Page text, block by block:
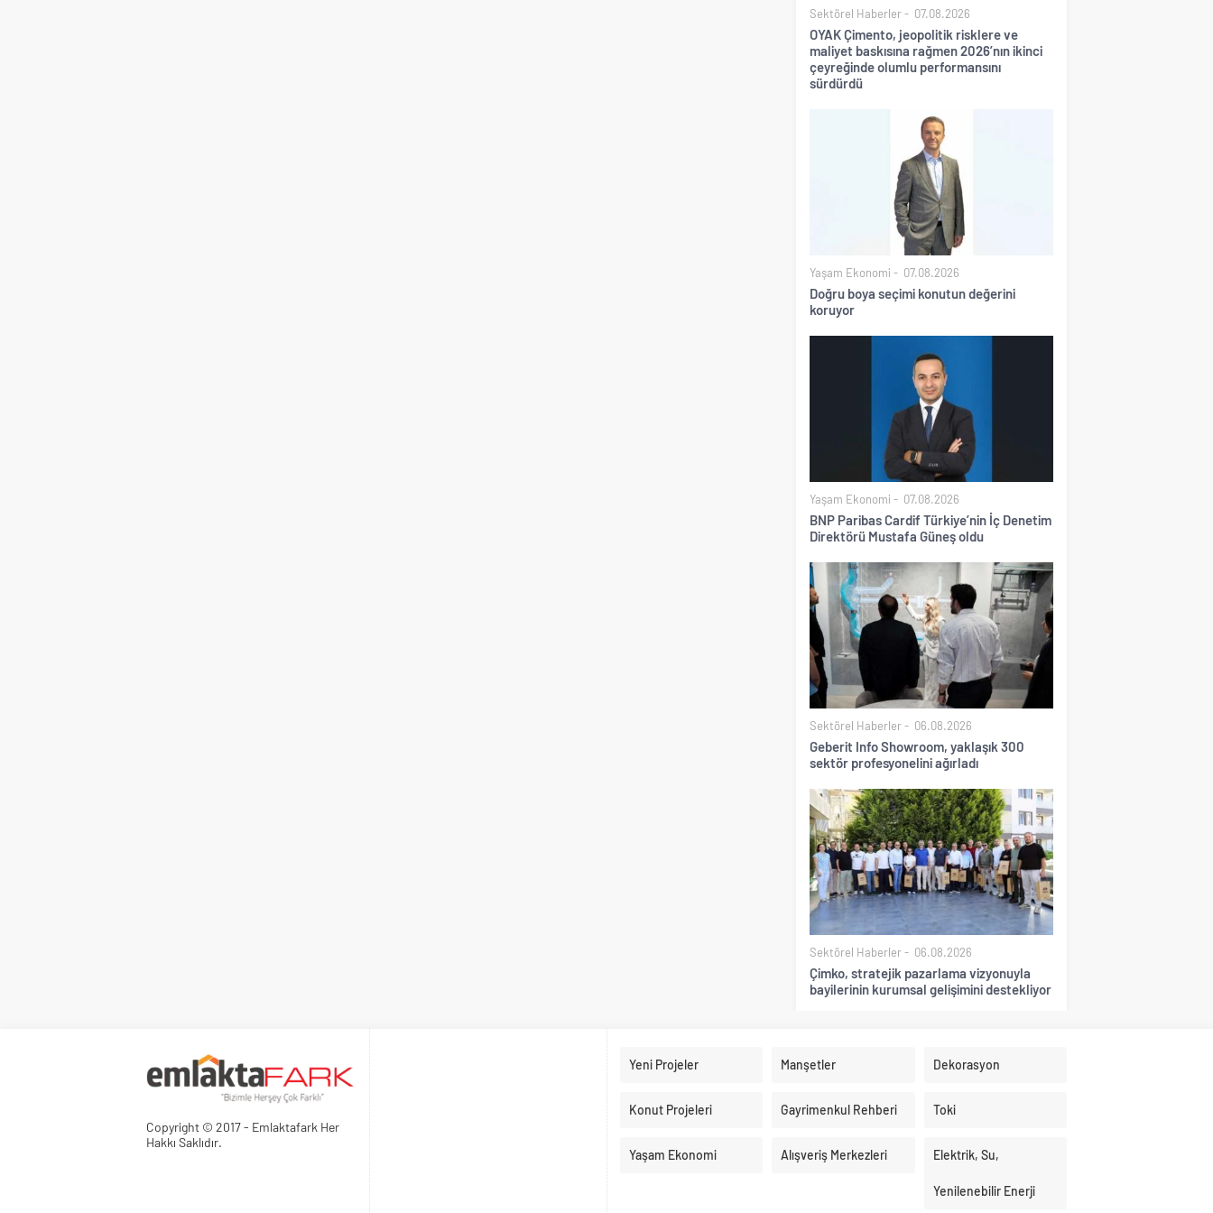
Sektörel Haberler 07.08.2026
OYAK Çimento, jeopolitik risklere ve
maliyet baskısına rağmen 2026’nın ikinci
çeyreğinde olumlu performansını
sürdürdü
Yaşam Ekonomi 07.08.2026
Doğru boya seçimi konutun değerini
koruyor
Yaşam Ekonomi 07.08.2026
BNP Paribas Cardif Türkiye’nin İç Denetim
Direktörü Mustafa Güneş oldu
Sektörel Haberler 06.08.2026
Geberit Info Showroom, yaklaşık 300
sektör profesyonelini ağırladı
Sektörel Haberler 06.08.2026
Çimko, stratejik pazarlama vizyonuyla
bayilerinin kurumsal gelişimini destekliyor
Copyright © 2017 - Emlaktafark Her
Hakkı Saklıdır.
Yeni Projeler Manşetler Dekorasyon
Konut Projeleri Gayrimenkul Rehberi Toki
Yaşam Ekonomi Alışveriş Merkezleri Elektrik, Su,
Yenilenebilir Enerji